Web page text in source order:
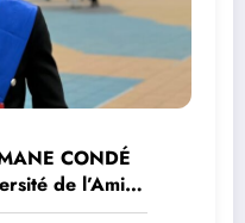
CONDÉ
de l’Amitié
»,